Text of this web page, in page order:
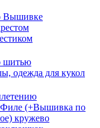
Вышивке
шитью
одежда для кукол
(+Вышивка по
кружево